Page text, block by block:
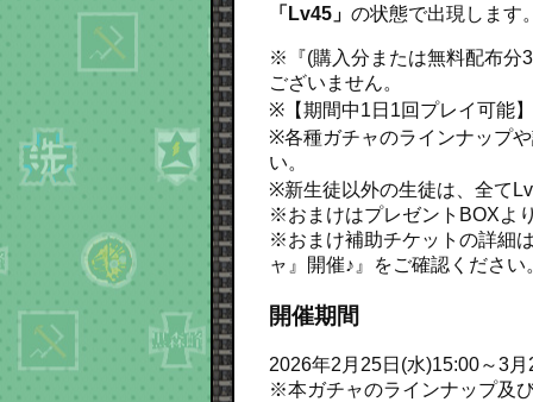
「Lv45」 の状態で出現します
※『(購入分または無料配布分
ございません。
※【期間中1日1回プレイ可能
※各種ガチャのラインナップ
い。
※新生徒以外の生徒は、全て
※おまけはプレゼントBOXよ
※おまけ補助チケットの詳細
ャ』開催♪』をご確認ください
開催期間
2026年2月25日(水)15:00～3
※本ガチャのラインナップ及